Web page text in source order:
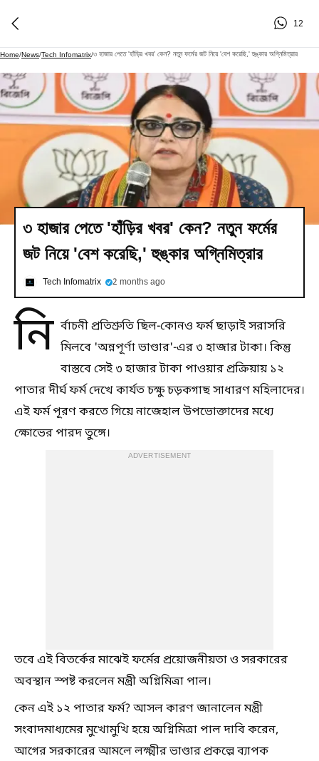
12
Home/News/Tech Infomatrix/৩ হাজার পেতে 'হাঁড়ির খবর' কেন? নতুন ফর্মের জট নিয়ে 'বেশ করেছি,' হুঙ্কার অগ্নিমিত্রার
৩ হাজার পেতে 'হাঁড়ির খবর' কেন? নতুন ফর্মের
জট নিয়ে 'বেশ করেছি,' হুঙ্কার অগ্নিমিত্রার
Tech Infomatrix 2 months ago
নি র্বাচনী প্রতিশ্রুতি ছিল-কোনও ফর্ম ছাড়াই সরাসরি
মিলবে 'অন্নপূর্ণা ভাণ্ডার'-এর ৩ হাজার টাকা। কিন্তু
বাস্তবে সেই ৩ হাজার টাকা পাওয়ার প্রক্রিয়ায় ১২
পাতার দীর্ঘ ফর্ম দেখে কার্যত চক্ষু চড়কগাছ সাধারণ মহিলাদের।
এই ফর্ম পূরণ করতে গিয়ে নাজেহাল উপভোক্তাদের মধ্যে
ক্ষোভের পারদ তুঙ্গে।
ADVERTISEMENT
তবে এই বিতর্কের মাঝেই ফর্মের প্রয়োজনীয়তা ও সরকারের
অবস্থান স্পষ্ট করলেন মন্ত্রী অগ্নিমিত্রা পাল।
কেন এই ১২ পাতার ফর্ম? আসল কারণ জানালেন মন্ত্রী
সংবাদমাধ্যমের মুখোমুখি হয়ে অগ্নিমিত্রা পাল দাবি করেন,
আগের সরকারের আমলে লক্ষ্মীর ভাণ্ডার প্রকল্পে ব্যাপক